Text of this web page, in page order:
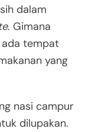
dalam
. Gimana
ada tempat
yang
nasi campur
dilupakan.